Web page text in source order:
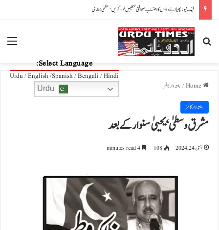
Select Language:
Urdu / English /Spanish / Bengali / Hindi
پاکستان، آذربائیجان تعلقات مزید مضبوط بنانے کے عزم کا اعادہ
Search for
/ ہفتہ وار کالمز
ہفتہ وار کالمز
مشرق وسطیٰ ‘ یحییٰ سنوار کے بعد
اکتوبر 24, 2024 108